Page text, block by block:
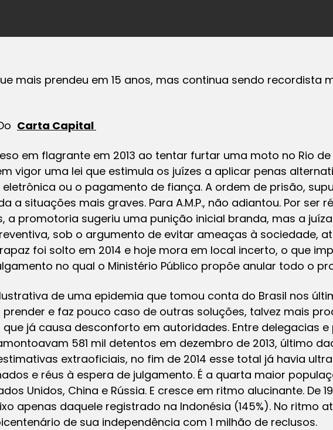
mais prendeu em 15 anos, mas continua sendo recordista
Carta Capital
em flagrante em 2013 ao tentar furtar uma moto no Rio de
vigor uma lei que estimula os juízes a aplicar penas
ou o pagamento de fiança. A ordem de prisão,
a situações mais graves. Para A.M.P., não adiantou. Por ser
a promotoria sugeriu uma punição inicial branda, mas a
sob o argumento de evitar ameaças à sociedade,
foi solto em 2014 e hoje mora em local incerto, o que
no qual o Ministério Público propõe anular todo o
de uma epidemia que tomou conta do Brasil nos
e faz pouco caso de outras soluções, talvez mais
já causa desconforto em autoridades. Entre delegacias e
581 mil detentos em dezembro de 2013, último
extraoficiais, no fim de 2014 esse total já havia
e réus à espera de julgamento. É a quarta maior
Unidos, China e Rússia. E cresce em ritmo alucinante. De
apenas daquele registrado na Indonésia (145%). No ritmo
de sua independência com 1 milhão de reclusos.